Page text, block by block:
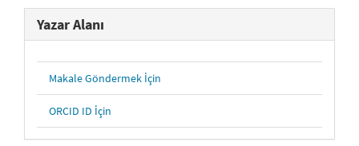
Yazar Alanı
Makale Göndermek İçin
ORCID ID İçin